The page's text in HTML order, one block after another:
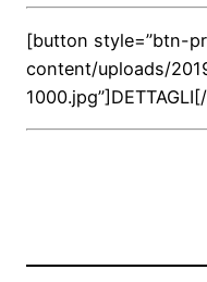
[button style=”btn-
content/uploads/